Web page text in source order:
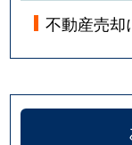
不動産売却